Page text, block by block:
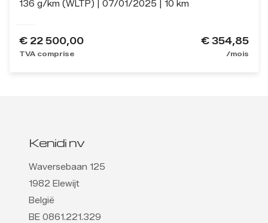
136 g/km (WLTP)
07/01/2025 10 km
€ 22 500,00
TVA comprise
€ 354,85
/mois
Kenidi nv
Waversebaan 125
1982 Elewijt
België
BE 0861.221.329